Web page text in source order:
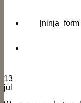
[ninja_form
13
jul